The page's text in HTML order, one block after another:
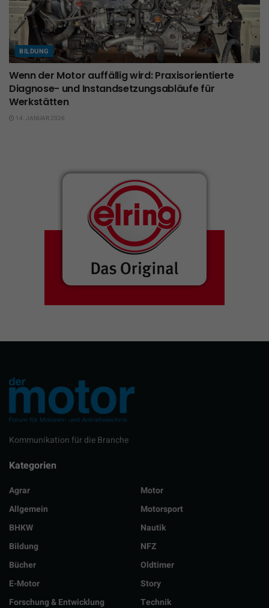
BILDUNG
Wenn der Motor auffällig wird: Praxisorientierte
Diagnose- und Instandsetzungsabläufe für
Werkstätten
14. JANUAR 2026
Kommunikation für die Branche
Kategorien
Agrar
Allgemein
BHKW
Bildung
Bücher
E-Motor
Forschung & Entwicklung
Motor
Motorsport
Nautik
NFZ
Oldtimer
Story
Technik